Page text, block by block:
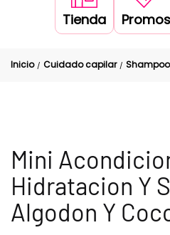
Tienda Promos
Inicio / Cuidado capilar /
Mini
Hidratacion Y
Algodon Y